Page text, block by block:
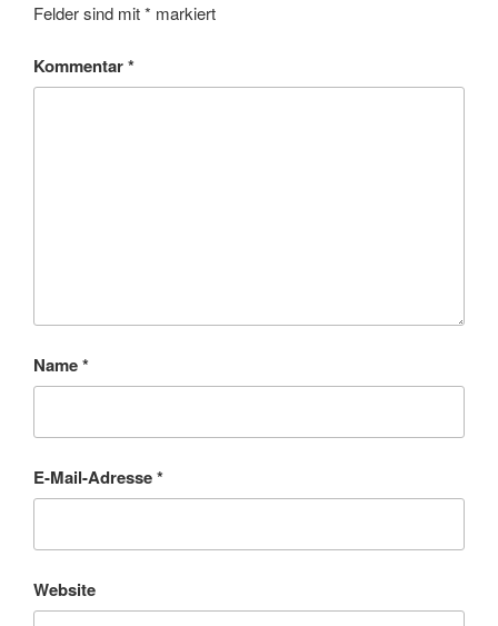
Felder sind mit* markiert
Kommentar*
Name*
E-Mail-Adresse*
Website